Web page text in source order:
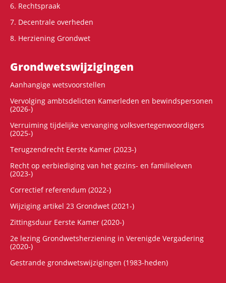
6. Rechtspraak
7. Decentrale overheden
8. Herziening Grondwet
Grondwets­wijzigingen
Aanhangige wetsvoorstellen
Vervolging ambtsdelicten Kamerleden en bewindspersonen
(2026-)
Verruiming tijdelijke vervanging volksvertegenwoordigers
(2025-)
Terugzendrecht Eerste Kamer (2023-)
Recht op eerbiediging van het gezins- en familieleven
(2023-)
Correctief referendum (2022-)
Wijziging artikel 23 Grondwet (2021-)
Zittingsduur Eerste Kamer (2020-)
2e lezing Grondwetsherziening in Verenigde Vergadering
(2020-)
Gestrande grondwetswijzigingen (1983-heden)